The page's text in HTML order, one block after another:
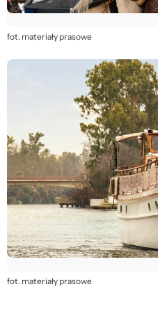
fot. materiały prasowe
fot. materiały prasowe